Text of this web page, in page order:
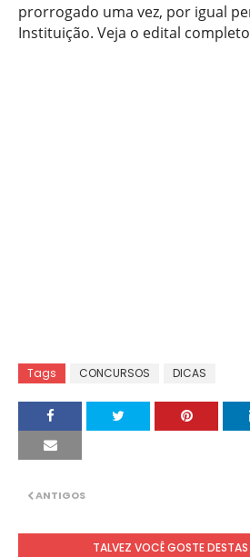
prorrogado uma vez, por igual
Instituição. Veja o edital
Tags CONCURSOS DICAS
ANTIGOS
TALVEZ VOCÊ GOSTE